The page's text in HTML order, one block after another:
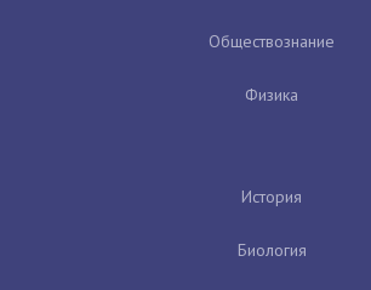
Обществознание
Физика
История
Биология